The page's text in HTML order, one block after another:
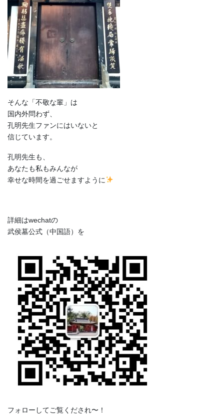
そんな「不敬な輩」は
国内外問わず、
孔明先生ファンにはいないと
信じています。
孔明先生も、
あなたも私もみんなが
幸せな時間を過ごせますように
詳細はwechatの
武侯墓公式（中国語）を
フォローしてご覧くだされ〜！